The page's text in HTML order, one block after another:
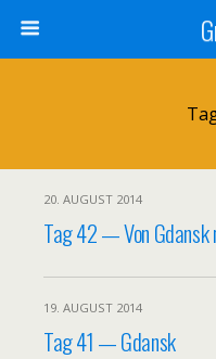
20. AUGUST 2014
Tag 42 — Von Gdansk
19. AUGUST 2014
Tag 41 — Gdansk